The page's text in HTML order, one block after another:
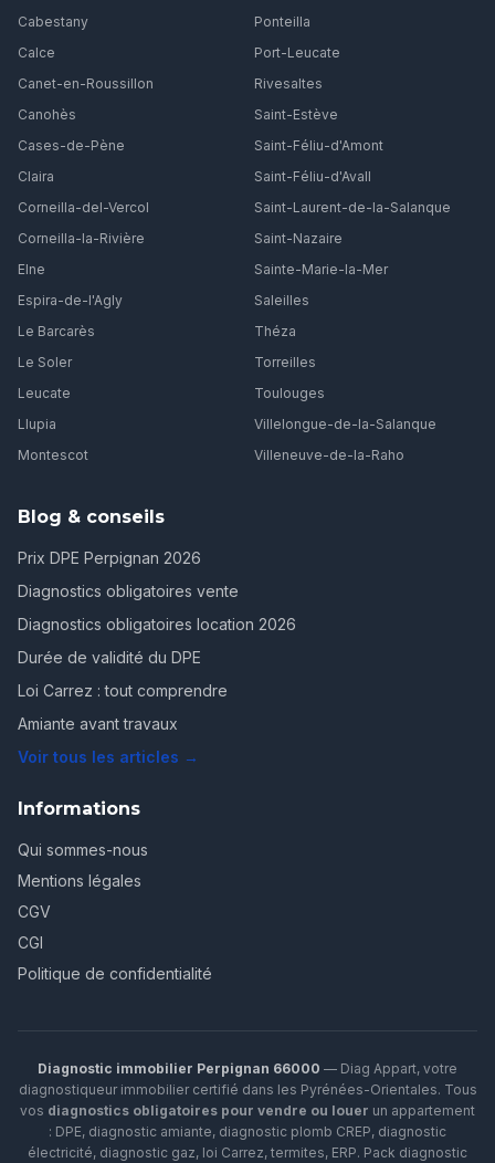
Cabestany
Calce
Canet-en-Roussillon
Canohès
Cases-de-Pène
Claira
Corneilla-del-Vercol
Corneilla-la-Rivière
Elne
Espira-de-l'Agly
Le Barcarès
Le Soler
Leucate
Llupia
Montescot
Ponteilla
Port-Leucate
Rivesaltes
Saint-Estève
Saint-Féliu-d'Amont
Saint-Féliu-d'Avall
Saint-Laurent-de-la-Salanque
Saint-Nazaire
Sainte-Marie-la-Mer
Saleilles
Théza
Torreilles
Toulouges
Villelongue-de-la-Salanque
Villeneuve-de-la-Raho
Blog & conseils
Prix DPE Perpignan 2026
Diagnostics obligatoires vente
Diagnostics obligatoires location 2026
Durée de validité du DPE
Loi Carrez : tout comprendre
Amiante avant travaux
Voir tous les articles →
Informations
Qui sommes-nous
Mentions légales
CGV
CGI
Politique de confidentialité
Diagnostic immobilier Perpignan 66000 — Diag Appart, votre
diagnostiqueur immobilier certifié dans les Pyrénées-Orientales. Tous
vos diagnostics obligatoires pour vendre ou louer un appartement
: DPE, diagnostic amiante, diagnostic plomb CREP, diagnostic
électricité, diagnostic gaz, loi Carrez, termites, ERP. Pack diagnostic